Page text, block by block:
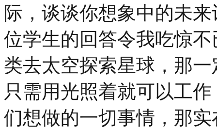
际，谈谈你想象中的未
位学生的回答令我吃惊
类去太空探索星球，那
只需用光照着就可以工
们想做的一切事情，那